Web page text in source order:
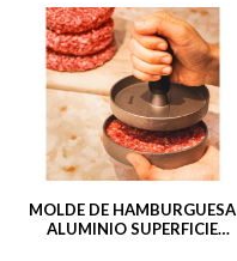
MOLDE DE HAMBURGUESA
ALUMINIO SUPERFICIE